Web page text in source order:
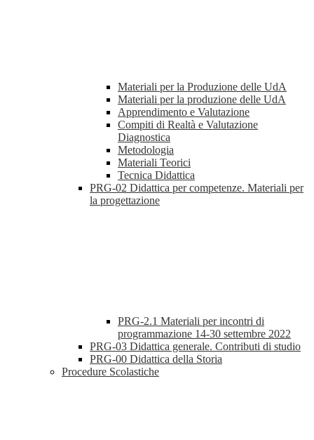
Materiali per la Produzione delle UdA
Materiali per la produzione delle UdA
Apprendimento e Valutazione
Compiti di Realtà e Valutazione
Diagnostica
Metodologia
Materiali Teorici
Tecnica Didattica
PRG-02 Didattica per competenze. Materiali per
la progettazione
PRG-2.1 Materiali per incontri di
programmazione 14-30 settembre 2022
PRG-03 Didattica generale. Contributi di studio
PRG-00 Didattica della Storia
Procedure Scolastiche